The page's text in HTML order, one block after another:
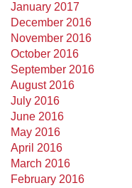
January 2017
December 2016
November 2016
October 2016
September 2016
August 2016
July 2016
June 2016
May 2016
April 2016
March 2016
February 2016